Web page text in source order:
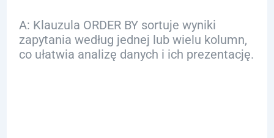
A: Klauzula ORDER BY sortuje wyniki
zapytania według jednej lub wielu kolumn,
co ułatwia analizę danych i ich prezentację.